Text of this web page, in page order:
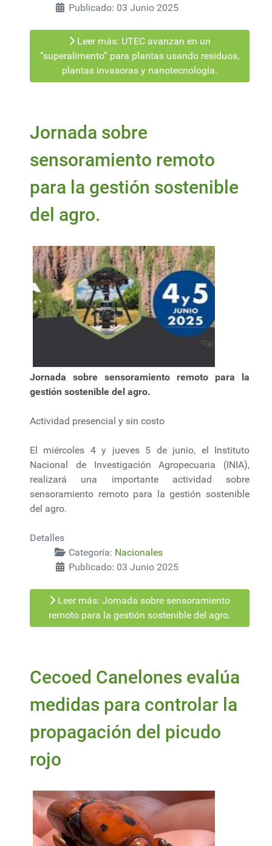
Publicado: 03 Junio 2025
Leer más: UTEC avanzan en un
“superalimento” para plantas usando residuos,
plantas invasoras y nanotecnología.
Jornada sobre
sensoramiento remoto
para la gestión sostenible
del agro.
Jornada sobre sensoramiento remoto para la
gestión sostenible del agro.
Actividad presencial y sin costo
El miércoles 4 y jueves 5 de junio, el Instituto
Nacional de Investigación Agropecuaria (INIA),
realizará una importante actividad sobre
sensoramiento remoto para la gestión sostenible
del agro.
Detalles
Categoría: Nacionales
Publicado: 03 Junio 2025
Leer más: Jornada sobre sensoramiento
remoto para la gestión sostenible del agro.
Cecoed Canelones evalúa
medidas para controlar la
propagación del picudo
rojo